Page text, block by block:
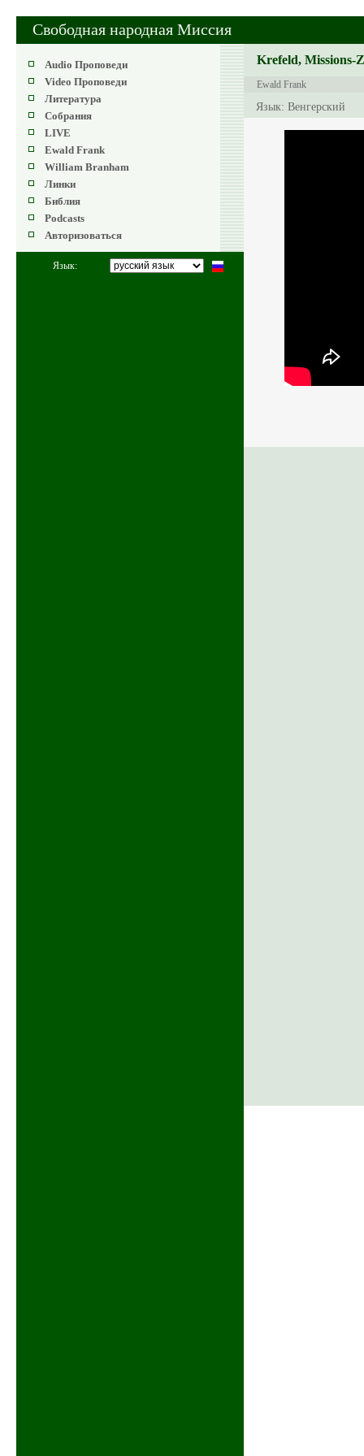
Свободная народная Миссия
Audio Проповеди
Video Проповеди
Литература
Собрания
LIVE
Ewald Frank
William Branham
Линки
Библия
Podcasts
Авторизоваться
Язык:
Krefeld, Missions-
Ewald Frank
Язык: Венгерский